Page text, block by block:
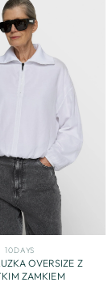
10DAYS
OVERSIZE Z
ZAMKIEM